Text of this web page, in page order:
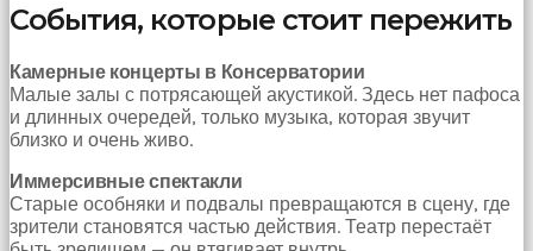
События, которые стоит пережить
Камерные концерты в Консерватории
Малые залы с потрясающей акустикой. Здесь нет пафоса
и длинных очередей, только музыка, которая звучит
близко и очень живо.
Иммерсивные спектакли
Старые особняки и подвалы превращаются в сцену, где
зрители становятся частью действия. Театр перестаёт